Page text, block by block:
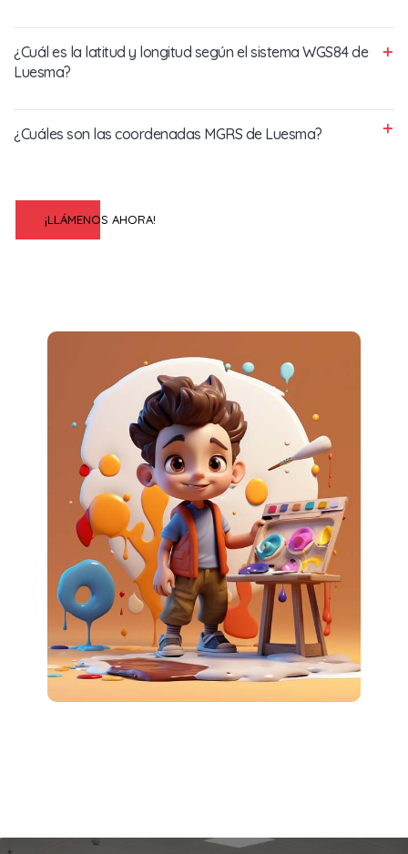
¿Cuál es la latitud y longitud según el sistema WGS84 de
Luesma?
¿Cuáles son las coordenadas MGRS de Luesma?
¡LLÁMENOS AHORA!